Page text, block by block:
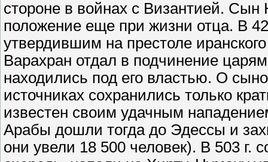
стороне в войнах с Византией.
положение еще при жизни отца. В
утвердившим на престоле
Варахран отдал в подчинение
находились под его властью. О
источниках сохранились только
известен своим удачным
Арабы дошли тогда до Эдессы и
они увели 18 500 человек). В 503 г.